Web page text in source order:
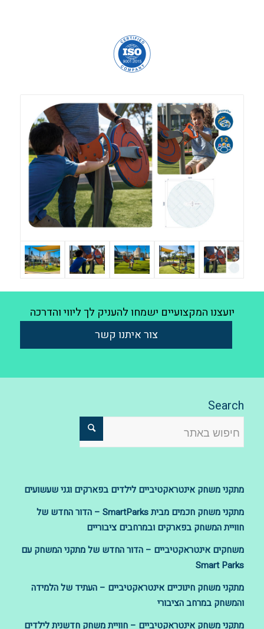
יועצנו המקצועיים ישמחו להעניק לך ליווי והדרכה
צור איתנו קשר
Search
מתקני משחק אינטראקטיביים לילדים בפארקים וגני שעשועים
מתקני משחק חכמים מבית SmartParks – הדור החדש של
חוויית המשחק בפארקים ובמרחבים ציבוריים
משחקים אינטראקטיביים – הדור החדש של מתקני המשחק עם
Smart Parks
מתקני משחק חינוכיים אינטראקטיביים – העתיד של הלמידה
והמשחק במרחב הציבורי
מתקני משחק אינטראקטיביים – חוויית משחק חדשנית לילדים